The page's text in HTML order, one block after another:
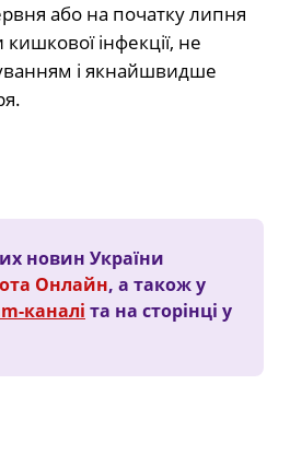
або на початку липня
інфекції, не
і якнайшвидше
новин України
Онлайн, а також у
каналі та на сторінці у